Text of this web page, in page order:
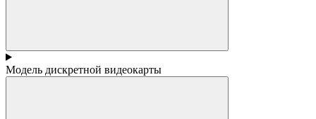
Модель дискретной видеокарты